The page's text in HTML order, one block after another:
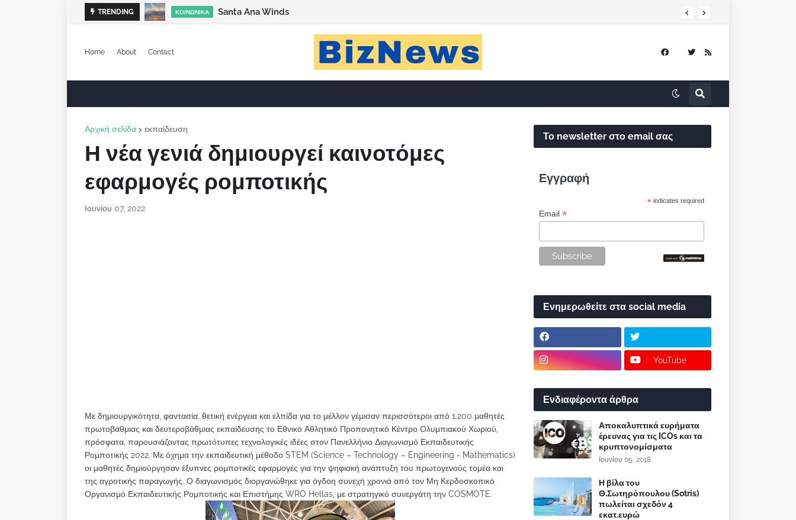
TRENDING ΚΟΙΝΩΝΙΚΆ Santa Ana Winds
Home About Contact
Αρχική σελίδα εκπαίδευση
Η νέα γενιά δημιουργεί καινοτόμες
εφαρμογές ρομποτικής
Ιουνίου 07, 2022
Με δημιουργικότητα, φαντασία, θετική ενέργεια και ελπίδα για το μέλλον γέμισαν περισσότεροι από 1.200 μαθητές
πρωτοβάθμιας και δευτεροβάθμιας εκπαίδευσης το Εθνικό Αθλητικό Προπονητικό Κέντρο Ολυμπιακού Χωριού,
πρόσφατα, παρουσιάζοντας πρωτότυπες τεχνολογικές ιδέες στον Πανελλήνιο Διαγωνισμό Εκπαιδευτικής
Ρομποτικής 2022. Με όχημα την εκπαιδευτική μέθοδο STEM (Science – Technology – Engineering - Mathematics)
οι μαθητές δημιούργησαν έξυπνες ρομποτικές εφαρμογές για την ψηφιακή ανάπτυξη του πρωτογενούς τομέα και
της αγροτικής παραγωγής. Ο διαγωνισμός διοργανώθηκε για όγδοη συνεχή χρονιά από τον Μη Κερδοσκοπικό
Οργανισμό Εκπαιδευτικής Ρομποτικής και Επιστήμης WRO Hellas, με στρατηγικό συνεργάτη την COSMOTE.
Το newsletter στο email σας
Εγγραφή
* indicates required
Email *
Ενημερωθείτε στα social media
YouTube
Ενδιαφέροντα άρθρα
Αποκαλυπτικά ευρήματα
έρευνας για τις ICOs και τα
κρυπτονομίσματα
Ιουνίου 05, 2018
Η βίλα του
Θ.Σωτηρόπουλου (Sotris)
πωλείται σχεδόν 4
εκατ.ευρώ